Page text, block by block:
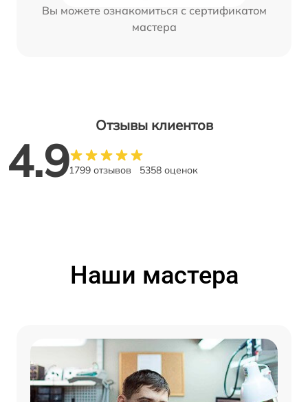
Вы можете ознакомиться с сертификатом
мастера
Отзывы клиентов
4.91799 отзывов 5358 оценок
Наши мастера